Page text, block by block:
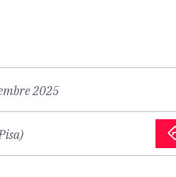
2025